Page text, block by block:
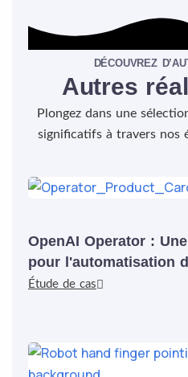
DÉCOUVREZ
Autres
Plongez dans une
significatifs à travers nos
OpenAI Operator : Une révolution en IA
pour l'automatisation
Étude de cas